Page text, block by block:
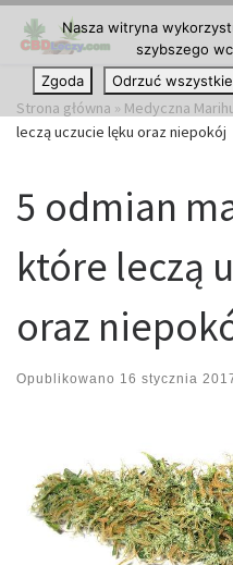
Przejdź do treści
Strona główna » Medyczna
leczą uczucie lęku oraz niepokój
5 odmian
które leczą
oraz
Opublikowano 16 stycznia
Nasza witryna
szybszego
Zgoda
Odrzuć